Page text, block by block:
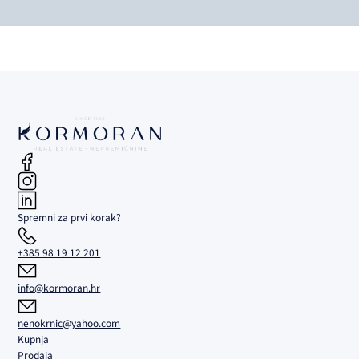
Spremni za prvi korak?
+385 98 19 12 201
info@kormoran.hr
nenokrnic@yahoo.com
Kupnja
Prodaja